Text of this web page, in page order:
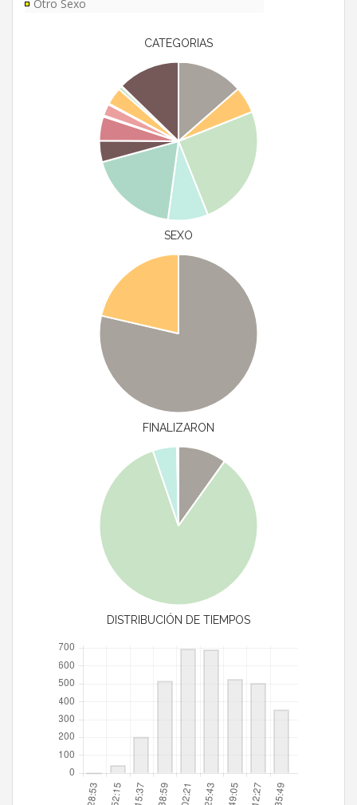
Otro Sexo
CATEGORIAS
SEXO
FINALIZARON
DISTRIBUCIÓN DE TIEMPOS